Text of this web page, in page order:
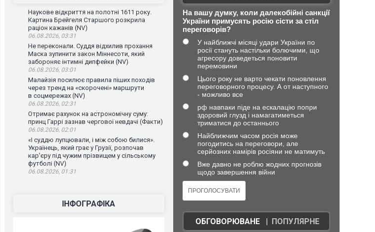
Наукове відкриття на полотні 1611 року.
Картина Брейгеля Старшого розкрила
раціон кажанів (NV)
06.08.2026, 03:31
Не переконали. Суддя відхилив прохання
Маска зупинити закон Міннесоти, який
забороняє інтимні дипфейки (NV)
06.08.2026, 03:01
Малайзія посилює правила піших походів
через тренд на «скорочені» маршрути
в соцмережах (NV)
06.08.2026, 02:31
Отримає рахунок на астрономічну суму:
принц Гаррі зазнав чергової невдачі (Факти)
06.08.2026, 02:01
«І суддю лупцювали, і між собою билися».
Українець, який грає у Грузії, розпочав
кар'єру під чужим прізвищем у сільському
футболі (NV)
06.08.2026, 01:31
ІНФОГРАФІКА
На вашу думку, коли далекобійні санкції
України примусять росію сісти за стіл
переговорів?
У найближчі місяці удари України по
росії стануть настільки болючими, що
агресору доведеться поновити
перемовини
Цього року не варто чекати поновлення
переговорного процесу. А от наступного
- можливо все
рф навпаки піде на ескалацію попри
здоровий глузд і намагатиметься
триматися до останнього
Найближчим часом росія може
погодитись на переговори, але
серйозних намірів росіяни не матимуть
Вже давно не роблю жодних прогнозів
щодо завершення війни
ОБГОВОРЮВАНЕ| ПОПУЛЯРНЕ